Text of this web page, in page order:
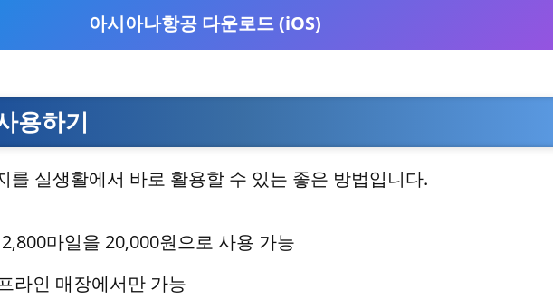
아시아나항공 다운로드 (iOS)
용하기
를 실생활에서 바로 활용할 수 있는 좋은 방법입니다.
마일을 20,000원으로 사용 가능
라인 매장에서만 가능